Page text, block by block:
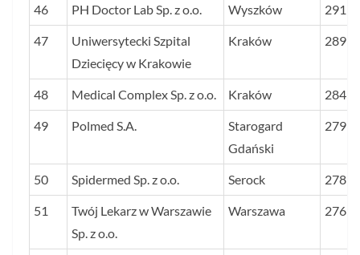
46 PH Doctor Lab Sp. z o.o. Wyszków 291
47
Uniwersytecki Szpital
Dziecięcy w Krakowie
Kraków 289
48 Medical Complex Sp. z o.o. Kraków 284
49 Polmed S.A.
Starogard
Gdański
279
50 Spidermed Sp. z o.o. Serock 278
51
Twój Lekarz w Warszawie
Sp. z o.o.
Warszawa 276